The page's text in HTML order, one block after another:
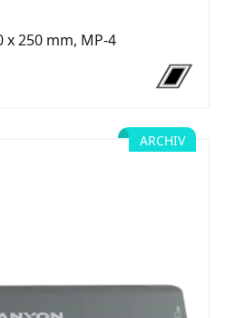
x 250 mm, MP-4
ARCHIV